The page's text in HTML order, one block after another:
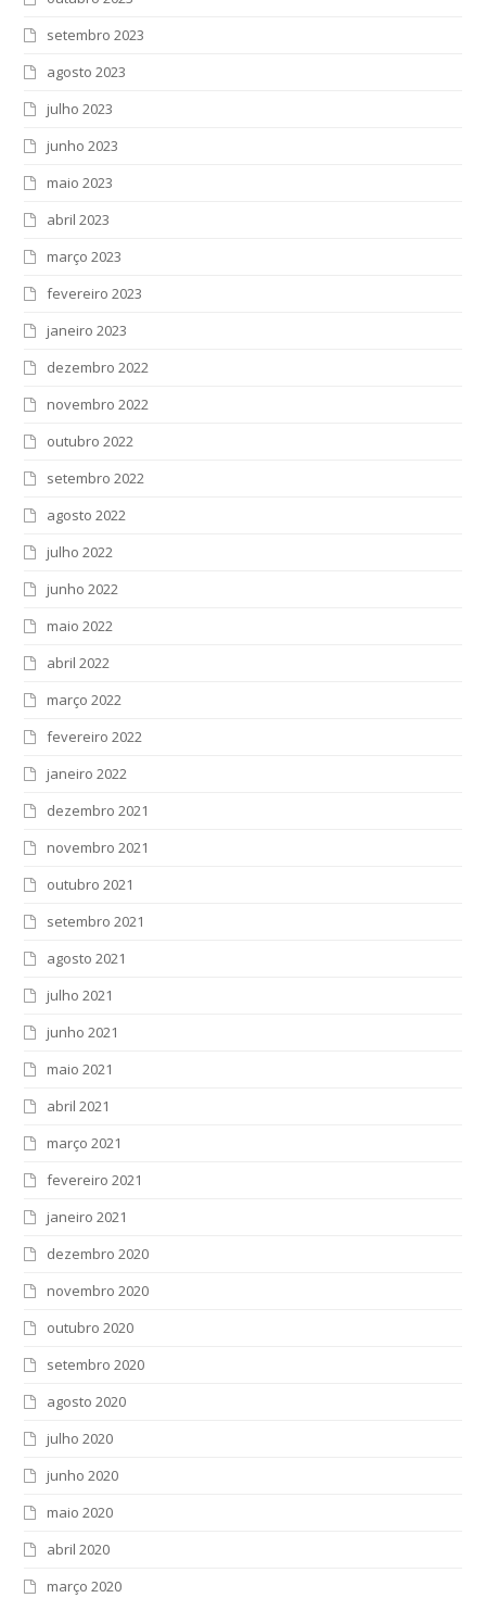
setembro 2023
agosto 2023
julho 2023
junho 2023
maio 2023
abril 2023
março 2023
fevereiro 2023
janeiro 2023
dezembro 2022
novembro 2022
outubro 2022
setembro 2022
agosto 2022
julho 2022
junho 2022
maio 2022
abril 2022
março 2022
fevereiro 2022
janeiro 2022
dezembro 2021
novembro 2021
outubro 2021
setembro 2021
agosto 2021
julho 2021
junho 2021
maio 2021
abril 2021
março 2021
fevereiro 2021
janeiro 2021
dezembro 2020
novembro 2020
outubro 2020
setembro 2020
agosto 2020
julho 2020
junho 2020
maio 2020
abril 2020
março 2020